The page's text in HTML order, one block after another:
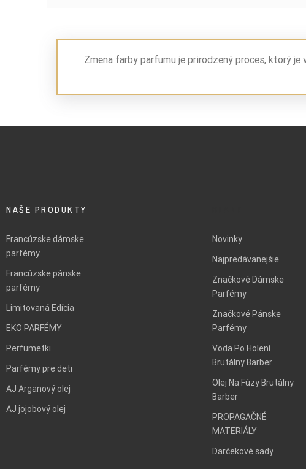
Zmena farby parfumu je prirodzený proces, ktorý
NAŠE PRODUKTY
Francúzske dámske
parfémy
Francúzske pánske
parfémy
Limitovaná Edícia
EKO PARFÉMY
Perfumetki
Parfémy pre deti
AJ Arganový olej
AJ jojobový olej
Novinky
Najpredávanejšie
Značkové Dámske
Parfémy
Značkové Pánske
Parfémy
Voda Po Holení
Brutálny Barber
Olej Na Fúzy Brutálny
Barber
PROPAGAČNÉ
MATERIÁLY
Darčekové sady